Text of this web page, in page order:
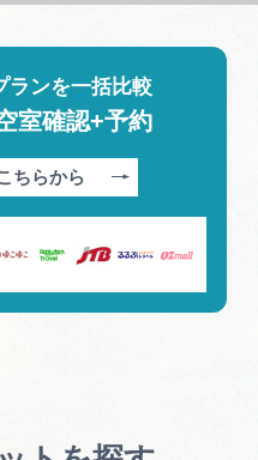
ランを一括比較
室確認+予約
ちらから